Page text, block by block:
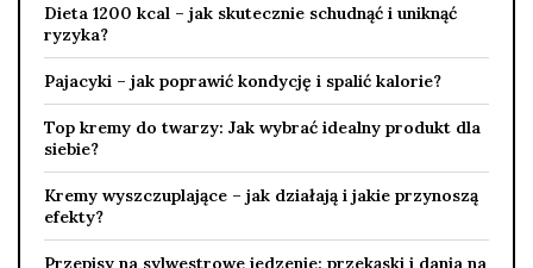
Dieta 1200 kcal – jak skutecznie schudnąć i uniknąć
ryzyka?
Pajacyki – jak poprawić kondycję i spalić kalorie?
Top kremy do twarzy: Jak wybrać idealny produkt dla
siebie?
Kremy wyszczuplające – jak działają i jakie przynoszą
efekty?
Przepisy na sylwestrowe jedzenie: przekąski i dania na